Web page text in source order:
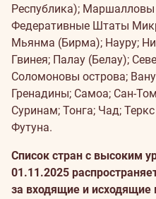
Республика);
Федеративные Штаты
Мьянма (Бирма); Науру;
Гвинея; Палау (Белау);
Соломоновы острова;
Гренадины; Самоа; Сан-
Суринам; Тонга; Чад;
Футуна.
Список стран с высоким
01.11.2025
за входящие и